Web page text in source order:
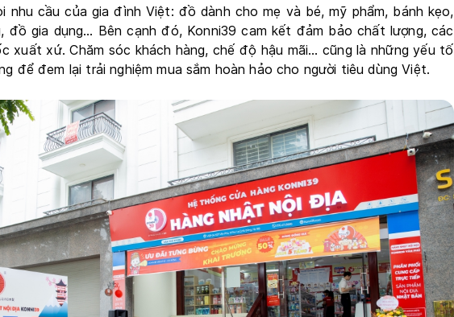
nhu cầu của gia đình Việt: đồ dành cho mẹ và bé, mỹ phẩm, bánh kẹo,
đồ gia dụng… Bên cạnh đó, Konni39 cam kết đảm bảo chất lượng, các
xuất xứ. Chăm sóc khách hàng, chế độ hậu mãi… cũng là những yếu tố
để đem lại trải nghiệm mua sắm hoàn hảo cho người tiêu dùng Việt.